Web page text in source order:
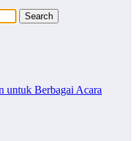
untuk Berbagai Acara